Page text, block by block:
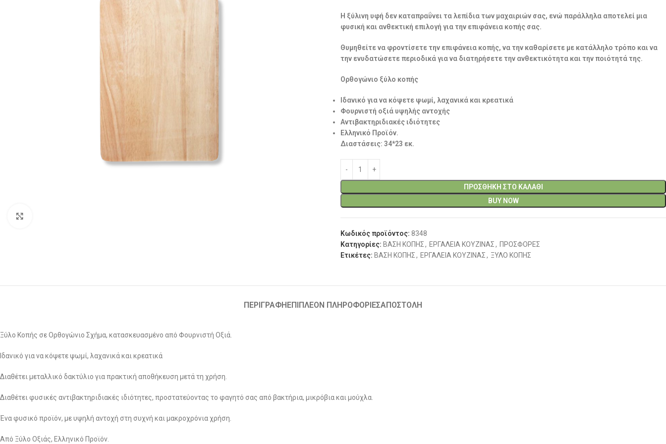
Η ξύλινη υφή δεν καταπραΰνει τα λεπίδια των μαχαιριών σας, ενώ παράλληλα αποτελεί μια
φυσική και ανθεκτική επιλογή για την επιφάνεια κοπής σας.
Θυμηθείτε να φροντίσετε την επιφάνεια κοπής, να την καθαρίσετε με κατάλληλο τρόπο και να
την ενυδατώσετε περιοδικά για να διατηρήσετε την ανθεκτικότητα και την ποιότητά της.
Ορθογώνιο ξύλο κοπής
Ιδανικό για να κόψετε ψωμί, λαχανικά και κρεατικά
Φουρνιστή οξιά υψηλής αντοχής
Αντιβακτηριδιακές ιδιότητες
Ελληνικό Προϊόν.
Διαστάσεις: 34*23 εκ.
ΠΡΟΣΘΉΚΗ ΣΤΟ ΚΑΛΆΘΙ
BUY NOW
Κωδικός προϊόντος: 8348
Κατηγορίες: ΒΑΣΗ ΚΟΠΗΣ, ΕΡΓΑΛΕΙΑ ΚΟΥΖΙΝΑΣ, ΠΡΟΣΦΟΡΕΣ
Ετικέτες: ΒΑΣΗ ΚΟΠΗΣ, ΕΡΓΑΛΕΙΑ ΚΟΥΖΙΝΑΣ, ΞΥΛΟ ΚΟΠΗΣ
ΠΕΡΙΓΡΑΦΉΕΠΙΠΛΈΟΝ ΠΛΗΡΟΦΟΡΊΕΣΑΠΟΣΤΟΛΗ
Ξύλο Κοπής σε Ορθογώνιο Σχήμα, κατασκευασμένο από Φουρνιστή Οξιά.
Ιδανικό για να κόψετε ψωμί, λαχανικά και κρεατικά
Διαθέτει μεταλλικό δακτύλιο για πρακτική αποθήκευση μετά τη χρήση.
Διαθέτει φυσικές αντιβακτηριδιακές ιδιότητες, προστατεύοντας το φαγητό σας από βακτήρια, μικρόβια και μούχλα.
Ένα φυσικό προϊόν, με υψηλή αντοχή στη συχνή και μακροχρόνια χρήση.
Από Ξύλο Οξιάς, Ελληνικό Προϊόν.